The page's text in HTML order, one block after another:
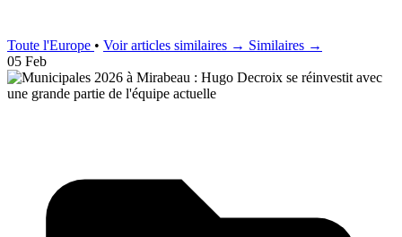
Toute l'Europe • Voir articles similaires → Similaires →
05 Feb